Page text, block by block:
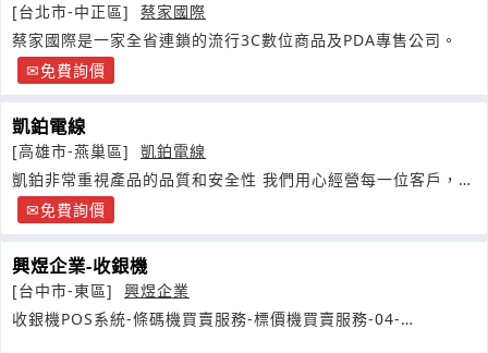
[台北市-中正區]
蔡家國際
蔡家國際是一家全省連鎖的流行3C數位商品及PDA專售公司。
免費詢價
凱鉑電線
[高雄市-燕巢區]
凱鉑電線
凱鉑非常重視產品的品質和安全性 我們用心經營每一位客戶，並
提供優質的服務
免費詢價
興煜企業-收銀機
[台中市-東區]
興煜企業
收銀機POS系統-條碼機買賣服務-標價機買賣服務-04-